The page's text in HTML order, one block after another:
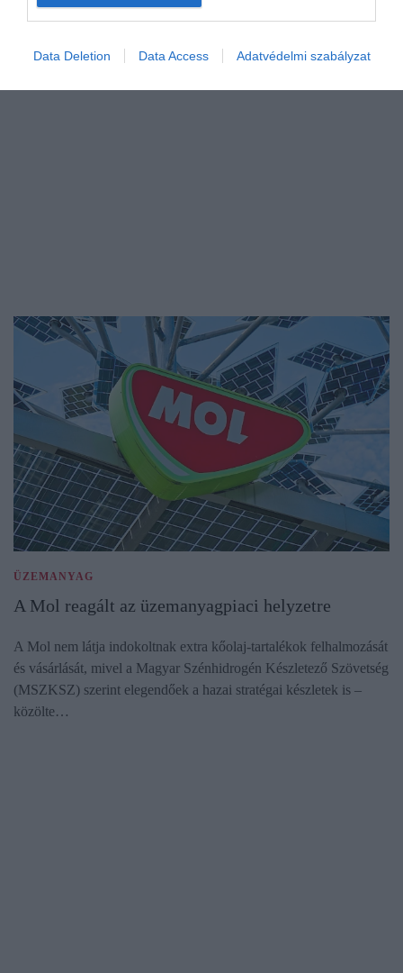
Data Deletion Data Access Adatvédelmi szabályzat
viszi előre a lendület. Az eredmény: nőtt az eladatlan lakáskészlet,
ÜZEMANYAG
A Mol reagált az üzemanyagpiaci helyzetre
A Mol nem látja indokoltnak extra kőolaj-tartalékok felhalmozását
és vásárlását, mivel a Magyar Szénhidrogén Készletező Szövetség
(MSZKSZ) szerint elegendőek a hazai stratégai készletek is –
közölte…